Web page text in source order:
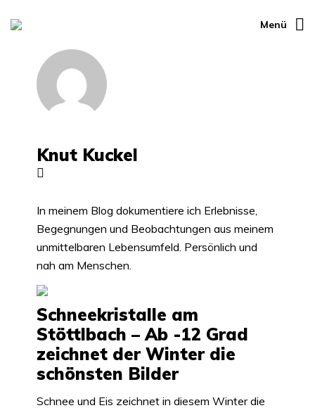
Menü
Knut Kuckel
In meinem Blog dokumentiere ich Erlebnisse,
Begegnungen und Beobachtungen aus meinem
unmittelbaren Lebensumfeld. Persönlich und
nah am Menschen.
Schneekristalle am
Stöttlbach – Ab -12 Grad
zeichnet der Winter die
schönsten Bilder
Schnee und Eis zeichnet in diesem Winter die